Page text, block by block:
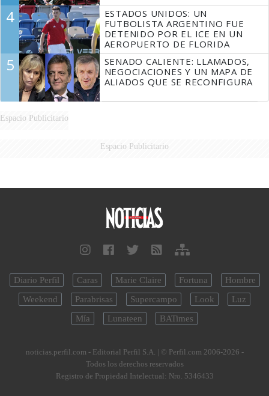
4
ESTADOS UNIDOS: UN
FUTBOLISTA ARGENTINO FUE
DETENIDO POR EL ICE EN UN
AEROPUERTO DE FLORIDA
5
SENADO CALIENTE: LLAMADOS,
NEGOCIACIONES Y UN MAPA DE
ALIADOS QUE SE RECONFIGURA
Espacio Publicitario
Espacio Publicitario
Diario Perfil Caras Marie Claire Fortuna
Hombre
Weekend
Parabrisas Supercampo Look
Luz
Mía
Lunateen BATimes
noticias.perfil.com - Editorial Perfil S.A. | © Perfil.com 2006-2026 -
Todos los derechos reservados
Registro de Propiedad Intelectual: Nro. 5346433